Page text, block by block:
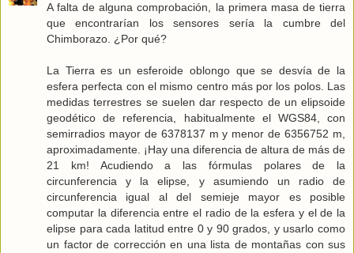
A falta de alguna comprobación, la primera masa de tierra
que encontrarían los sensores sería la cumbre del
Chimborazo. ¿Por qué?
La Tierra es un esferoide oblongo que se desvía de la
esfera perfecta con el mismo centro más por los polos. Las
medidas terrestres se suelen dar respecto de un elipsoide
geodético de referencia, habitualmente el WGS84, con
semirradios mayor de 6378137 m y menor de 6356752 m,
aproximadamente. ¡Hay una diferencia de altura de más de
21 km! Acudiendo a las fórmulas polares de la
circunferencia y la elipse, y asumiendo un radio de
circunferencia igual al del semieje mayor es posible
computar la diferencia entre el radio de la esfera y el de la
elipse para cada latitud entre 0 y 90 grados, y usarlo como
un factor de corrección en una lista de montañas con sus